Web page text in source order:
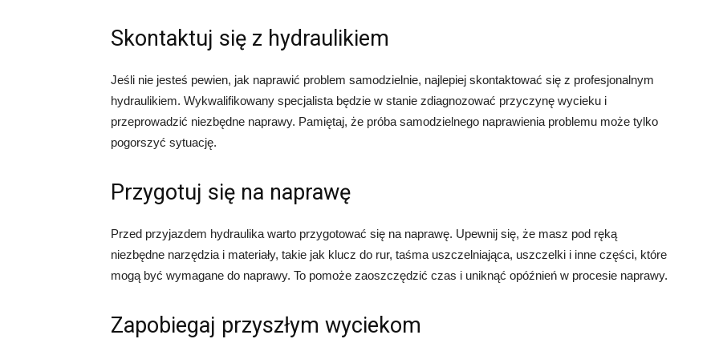
Skontaktuj się z hydraulikiem
Jeśli nie jesteś pewien, jak naprawić problem samodzielnie, najlepiej skontaktować się z profesjonalnym
hydraulikiem. Wykwalifikowany specjalista będzie w stanie zdiagnozować przyczynę wycieku i
przeprowadzić niezbędne naprawy. Pamiętaj, że próba samodzielnego naprawienia problemu może tylko
pogorszyć sytuację.
Przygotuj się na naprawę
Przed przyjazdem hydraulika warto przygotować się na naprawę. Upewnij się, że masz pod ręką
niezbędne narzędzia i materiały, takie jak klucz do rur, taśma uszczelniająca, uszczelki i inne części, które
mogą być wymagane do naprawy. To pomoże zaoszczędzić czas i uniknąć opóźnień w procesie naprawy.
Zapobiegaj przyszłym wyciekom